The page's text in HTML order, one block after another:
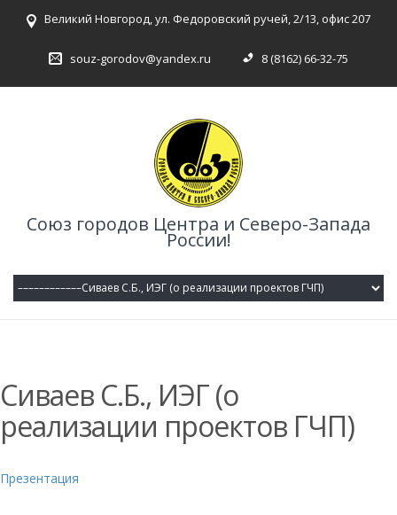
Великий Новгород, ул. Федоровский ручей, 2/13, офис 207
souz-gorodov@yandex.ru 8 (8162) 66-32-75
Союз городов Центра и Северо-Запада
России!
Сиваев С.Б., ИЭГ (о
реализации проектов ГЧП)
Презентация